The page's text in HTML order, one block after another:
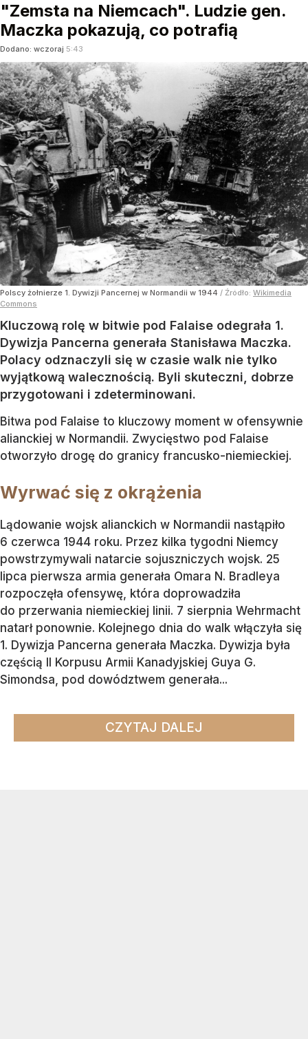
"Zemsta na Niemcach". Ludzie gen.
Maczka pokazują, co potrafią
Dodano: wczoraj 5:43
Polscy żołnierze 1. Dywizji Pancernej w Normandii w 1944 / Źródło: Wikimedia
Commons
Kluczową rolę w bitwie pod Falaise odegrała 1.
Dywizja Pancerna generała Stanisława Maczka.
Polacy odznaczyli się w czasie walk nie tylko
wyjątkową walecznością. Byli skuteczni, dobrze
przygotowani i zdeterminowani.
Bitwa pod Falaise to kluczowy moment w ofensywnie
alianckiej w Normandii. Zwycięstwo pod Falaise
otworzyło drogę do granicy francusko-niemieckiej.
Wyrwać się z okrążenia
Lądowanie wojsk alianckich w Normandii nastąpiło
6 czerwca 1944 roku. Przez kilka tygodni Niemcy
powstrzymywali natarcie sojuszniczych wojsk. 25
lipca pierwsza armia generała Omara N. Bradleya
rozpoczęła ofensywę, która doprowadziła
do przerwania niemieckiej linii. 7 sierpnia Wehrmacht
natarł ponownie. Kolejnego dnia do walk włączyła się
1. Dywizja Pancerna generała Maczka. Dywizja była
częścią II Korpusu Armii Kanadyjskiej Guya G.
Simondsa, pod dowództwem generała...
CZYTAJ DALEJ